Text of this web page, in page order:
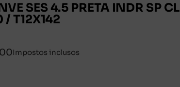
SES 4.5 PRETA INDR SP CL
/ T12X142
Impostos inclusos